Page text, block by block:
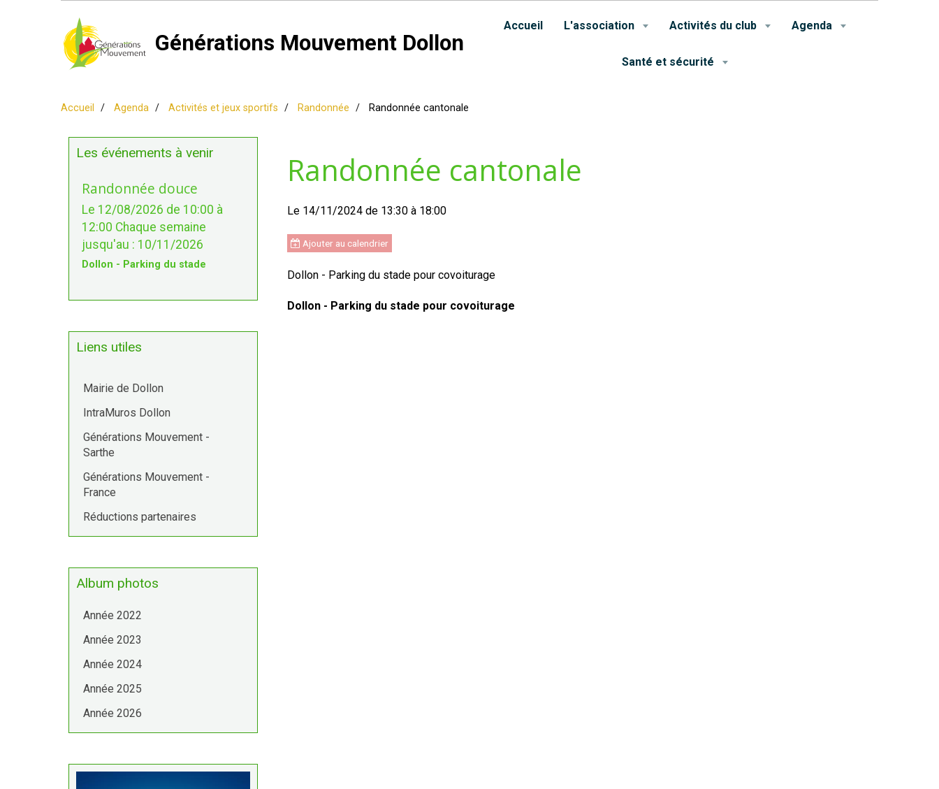
Générations Mouvement Dollon
Accueil L'association Activités du club Agenda
Santé et sécurité
Accueil Agenda Activités et jeux sportifs Randonnée Randonnée cantonale
Randonnée cantonale
Le 14/11/2024 de 13:30 à 18:00
Ajouter au calendrier
Dollon - Parking du stade pour covoiturage
Dollon - Parking du stade pour covoiturage
Les événements à venir
Randonnée douce
Le 12/08/2026 de 10:00 à
12:00 Chaque semaine
jusqu'au : 10/11/2026
Dollon - Parking du stade
Liens utiles
Mairie de Dollon
IntraMuros Dollon
Générations Mouvement -
Sarthe
Générations Mouvement -
France
Réductions partenaires
Album photos
Année 2022
Année 2023
Année 2024
Année 2025
Année 2026